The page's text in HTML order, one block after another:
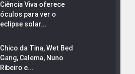
Ciência Viva oferece
óculos para ver o
eclipse solar...
Chico da Tina, Wet Bed
Gang, Calema, Nuno
Ribeiro e...